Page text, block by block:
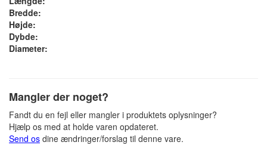
Bredde:
Højde:
Dybde:
Diameter:
Mangler der noget?
Fandt du en fejl eller mangler i produktets oplysninger?
Hjælp os med at holde varen opdateret.
Send os dine ændringer/forslag til denne vare.